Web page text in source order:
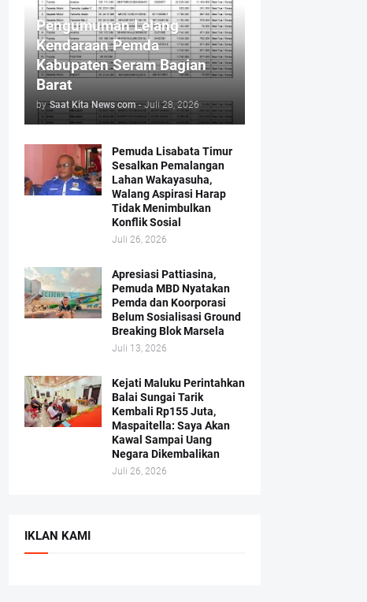
Pengumuman Lelang
Kendaraan Pemda
Kabupaten Seram Bagian
Barat
by Saat Kita News com - Juli 28, 2026
Pemuda Lisabata Timur
Sesalkan Pemalangan
Lahan Wakayasuha,
Walang Aspirasi Harap
Tidak Menimbulkan
Konflik Sosial
Juli 26, 2026
Apresiasi Pattiasina,
Pemuda MBD Nyatakan
Pemda dan Koorporasi
Belum Sosialisasi Ground
Breaking Blok Marsela
Juli 13, 2026
Kejati Maluku Perintahkan
Balai Sungai Tarik
Kembali Rp155 Juta,
Maspaitella: Saya Akan
Kawal Sampai Uang
Negara Dikembalikan
Juli 26, 2026
IKLAN KAMI